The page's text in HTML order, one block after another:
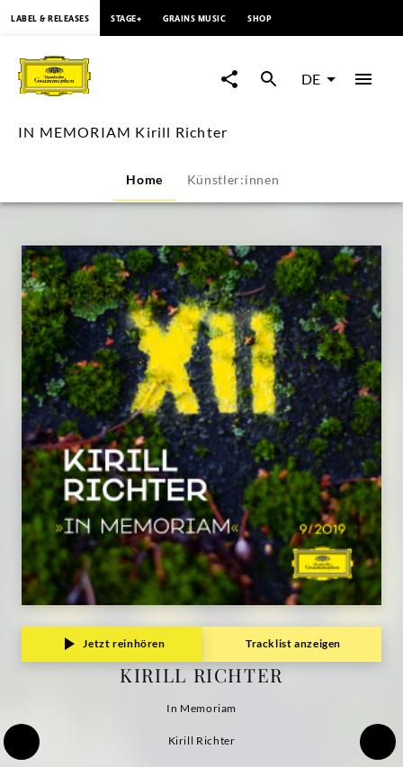
MEMORIAM
Kirill
|
Deutsche
Grammophon
LABEL & RELEASES STAGE+ GRAINS MUSIC SHOP
DE
IN MEMORIAM Kirill Richter
Home Künstler:innen
Jetzt reinhören Tracklist anzeigen
KIRILL RICHTER
In Memoriam
Kirill Richter